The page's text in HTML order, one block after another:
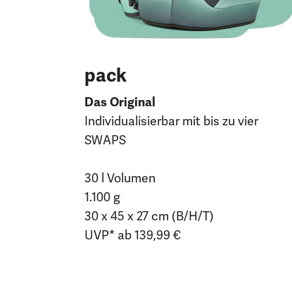
pack
Das Original
Individualisierbar mit bis zu vier
SWAPS
30 l Volumen
1.100 g
30 x 45 x 27 cm (B/H/T)
UVP* ab 139,99 €